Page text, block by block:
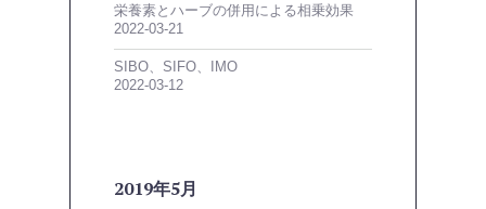
栄養素とハーブの併用による相乗効果
2022-03-21
SIBO、SIFO、IMO
2022-03-12
2019年5月